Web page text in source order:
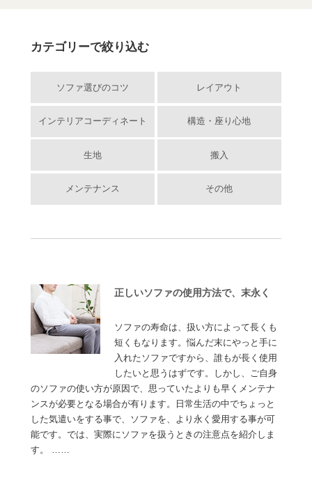
カテゴリーで絞り込む
ソファ選びのコツ レイアウト
インテリアコーディネート 構造・座り心地
生地 搬入
メンテナンス その他
正しいソファの使用方法で、末永く
ソファの寿命は、扱い方によって長くも
短くもなります。悩んだ末にやっと手に
入れたソファですから、誰もが長く使用
したいと思うはずです。しかし、ご自身
のソファの使い方が原因で、思っていたよりも早くメンテナ
ンスが必要となる場合が有ります。日常生活の中でちょっと
した気遣いをする事で、ソファを、より永く愛用する事が可
能です。では、実際にソファを扱うときの注意点を紹介しま
す。 ……